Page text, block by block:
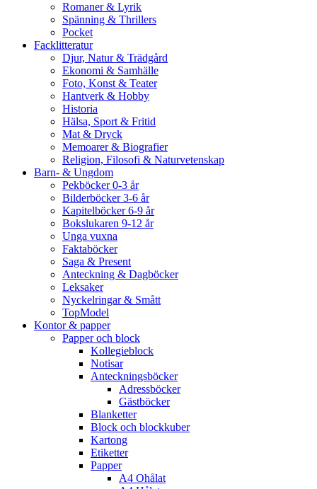
Romaner & Lyrik
Spänning & Thrillers
Pocket
Facklitteratur
Djur, Natur & Trädgård
Ekonomi & Samhälle
Foto, Konst & Teater
Hantverk & Hobby
Historia
Hälsa, Sport & Fritid
Mat & Dryck
Memoarer & Biografier
Religion, Filosofi & Naturvetenskap
Barn- & Ungdom
Pekböcker 0-3 år
Bilderböcker 3-6 år
Kapitelböcker 6-9 år
Bokslukaren 9-12 år
Unga vuxna
Faktaböcker
Saga & Present
Anteckning & Dagböcker
Leksaker
Nyckelringar & Smått
TopModel
Kontor & papper
Papper och block
Kollegieblock
Notisar
Anteckningsböcker
Adressböcker
Gästböcker
Blanketter
Block och blockkuber
Kartong
Etiketter
Papper
A4 Ohålat